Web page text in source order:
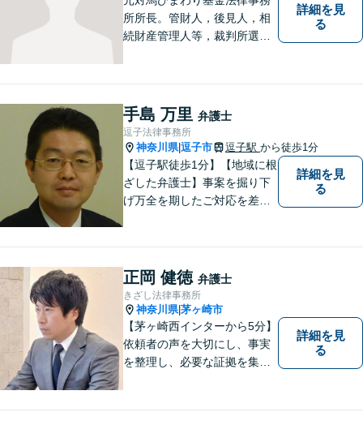
所所長。管財人，後見人，相
続財産管理人等，裁判所選任
詳細を見
る
手島 万里 弁護士
逗子法律事務所
神奈川県|逗子市 逗子駅 から徒歩1分
【逗子駅徒歩1分】【地域に根
ざした弁護士】事案を掘り下
げ万全を期したご対応を差し
ど、幅広く対応可能。【明確
な料金体系】１件１件ていね
いに対応させて頂きます。ご
連絡ください。
詳細を見
る
正岡 健徳 弁護士
きざし法律事務所
神奈川県|茅ヶ崎市
【茅ヶ崎西インターから5分】
依頼者の声を大切にし、事実
を整理し、必要な証拠を集め
親身に対応し、皆さまの少し
詳細を見
る